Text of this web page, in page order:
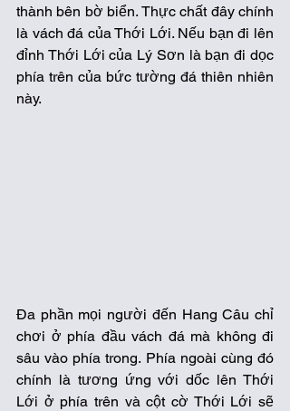
thành bên bờ biển. Thực chất đây chính
là vách đá của Thới Lới. Nếu bạn đi lên
đỉnh Thới Lới của Lý Sơn là bạn đi dọc
phía trên của bức tường đá thiên nhiên
này.
Đa phần mọi người đến Hang Câu chỉ
chơi ở phía đầu vách đá mà không đi
sâu vào phía trong. Phía ngoài cùng đó
chính là tương ứng với dốc lên Thới
Lới ở phía trên và cột cờ Thới Lới sẽ